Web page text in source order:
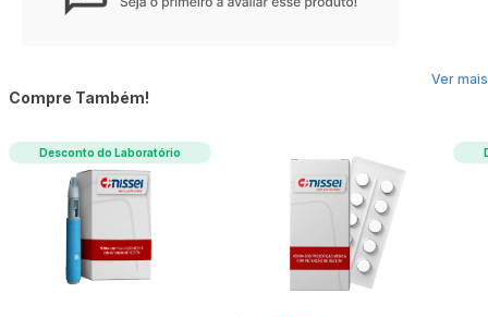
Ver mais
Compre Também!
Desconto do Laboratório